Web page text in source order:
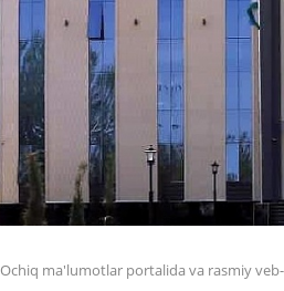
Ochiq ma'lumotlar portalida va rasmiy